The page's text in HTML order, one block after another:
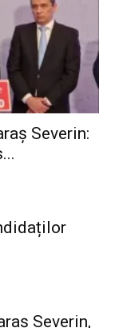
Severin:
Severin,